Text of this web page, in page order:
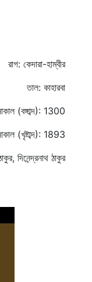
রাগ: কেদারা-হাম্বীর
তাল: কাহারবা
(বঙ্গাব্দ): 1300
(খৃষ্টাব্দ): 1893
দিনেন্দ্রনাথ ঠাকুর